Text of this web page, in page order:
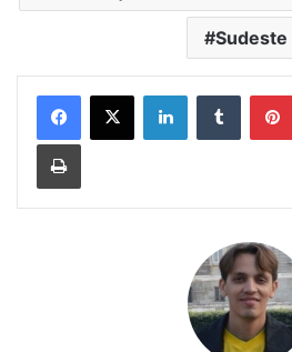
Sudeste
LinkedinTumblr
Imprimir